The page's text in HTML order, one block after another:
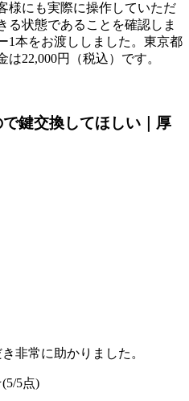
様にも実際に操作していただ
る状態であることを確認しま
1本をお渡ししました。東京都
22,000円（税込）です。
鍵交換してほしい｜厚
非常に助かりました。
(5/5点)